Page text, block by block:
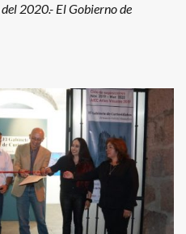
2020.- El Gobierno de